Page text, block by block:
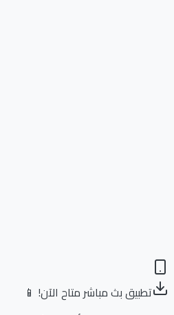
تطبيق بث مباشر متاح الآن! 📱